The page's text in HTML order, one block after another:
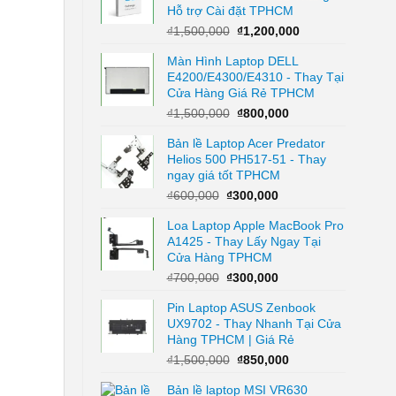
Hỗ trợ Cài đặt TPHCM
₫1,500,000 Giá
là:
₫1,500,000.
₫1,200,000Giá
tại
là:
₫1,200,000.
Màn Hình Laptop DELL
E4200/E4300/E4310 - Thay Tại
Cửa Hàng Giá Rẻ TPHCM
₫1,500,000 Giá
là:
₫1,500,000.
₫800,000Giá
tại
là:
Bản lề Laptop Acer Predator
Helios 500 PH517-51 - Thay
ngay giá tốt TPHCM
₫600,000 Giá
là:
₫600,000.
₫300,000Giá
tại
là:
Loa Laptop Apple MacBook Pro
A1425 - Thay Lấy Ngay Tại
Cửa Hàng TPHCM
₫700,000 Giá
là:
₫700,000.
₫300,000Giá
tại
là:
₫300,000.
Pin Laptop ASUS Zenbook
UX9702 - Thay Nhanh Tại Cửa
Hàng TPHCM | Giá Rẻ
₫1,500,000 Giá
là:
₫850,000Giá
tại
Bản lề laptop MSI VR630